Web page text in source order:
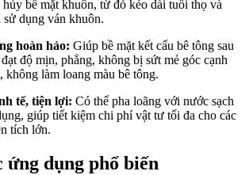
hủy bề mặt khuôn, từ đó kéo dài tuổi thọ và
sử dụng ván khuôn.
hoàn hảo: Giúp bề mặt kết cấu bê tông sau
độ mịn, phẳng, không bị sứt mẻ góc cạnh
không làm loang màu bê tông.
tế, tiện lợi: Có thể pha loãng với nước sạch
giúp tiết kiệm chi phí vật tư tối đa cho các
tích lớn.
ứng dụng phổ biến